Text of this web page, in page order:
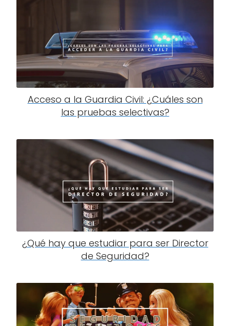
Acceso a la Guardia Civil: ¿Cuáles son
las pruebas selectivas?
¿Qué hay que estudiar para ser Director
de Seguridad?